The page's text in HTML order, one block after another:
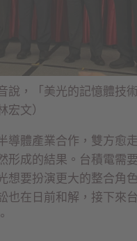
說，「美光的記憶體技
宏文）
導體產業合作，雙方愈
形成的結果。台積電需
想要扮演更大的整合角
也在日前和解，接下來